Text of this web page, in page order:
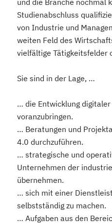
und die Branche nochmal
Studienabschluss
von Industrie und
weiten Feld des
vielfältige Tätigkeitsfelder
Sie sind in der Lage, …
… die Entwicklung
voranzubringen.
… Beratungen und
4.0 durchzuführen.
… strategische und
Unternehmen der
übernehmen.
… sich mit einer
selbstständig zu machen.
… Aufgaben aus den